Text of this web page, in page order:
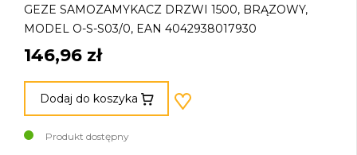
GEZE SAMOZAMYKACZ DRZWI 1500, BRĄZOWY,
MODEL O-S-S03/0, EAN 4042938017930
146,96 zł
Dodaj do koszyka
Produkt dostępny